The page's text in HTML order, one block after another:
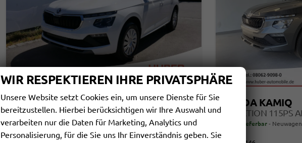
SKODA KAMIQ
SELECTION 1.0 TSI DSG*PDC-HINTEN*TEMPOMAT*SMARTLINK*SHZ*LED*KLIMAAUTOMATIK*
sofort lieferbar Fahrzeug mit Tageszulassung
SKODA KAMIQ
sofort lieferbar Neuwagen
WIR RESPEKTIEREN IHRE PRIVATSPHÄRE
Unsere Website setzt Cookies ein, um unsere Dienste für Sie
bereitzustellen. Hierbei berücksichtigen wir Ihre Auswahl und
verarbeiten nur die Daten für Marketing, Analytics und
Personalisierung, für die Sie uns Ihr Einverständnis geben. Sie